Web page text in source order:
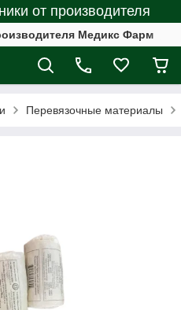
от производителя
Медикс Фарм
Перевязочныe материалы